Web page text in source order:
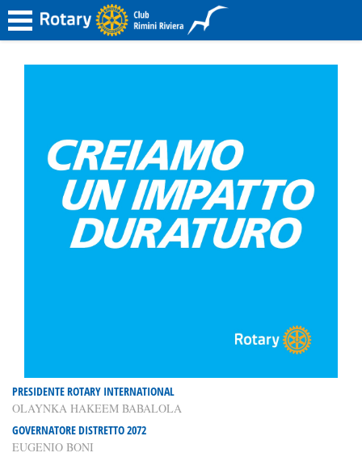
PRESIDENTE ROTARY INTERNATIONAL
OLAYNKA HAKEEM BABALOLA
GOVERNATORE DISTRETTO 2072
EUGENIO BONI